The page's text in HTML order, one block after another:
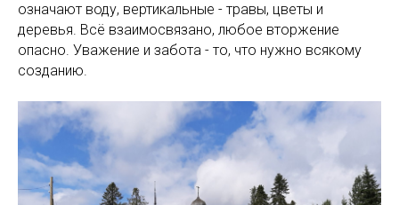
означают воду, вертикальные - травы, цветы и
деревья. Всё взаимосвязано, любое вторжение
опасно. Уважение и забота - то, что нужно всякому
созданию.